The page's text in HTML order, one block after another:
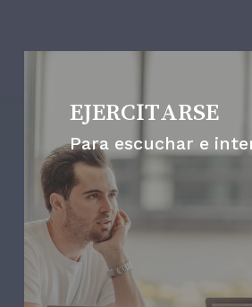
EJERCITARSE
Para escuchar e